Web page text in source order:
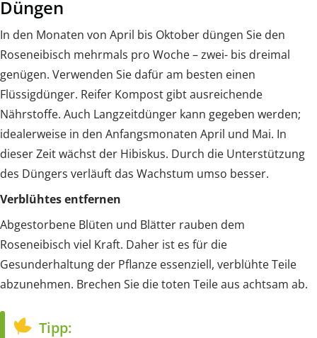
Düngen
In den Monaten von April bis Oktober düngen Sie den
Roseneibisch mehrmals pro Woche – zwei- bis dreimal
genügen. Verwenden Sie dafür am besten einen
Flüssigdünger. Reifer Kompost gibt ausreichende
Nährstoffe. Auch Langzeitdünger kann gegeben werden;
idealerweise in den Anfangsmonaten April und Mai. In
dieser Zeit wächst der Hibiskus. Durch die Unterstützung
des Düngers verläuft das Wachstum umso besser.
Verblühtes entfernen
Abgestorbene Blüten und Blätter rauben dem
Roseneibisch viel Kraft. Daher ist es für die
Gesunderhaltung der Pflanze essenziell, verblühte Teile
abzunehmen. Brechen Sie die toten Teile aus achtsam ab.
Tipp: